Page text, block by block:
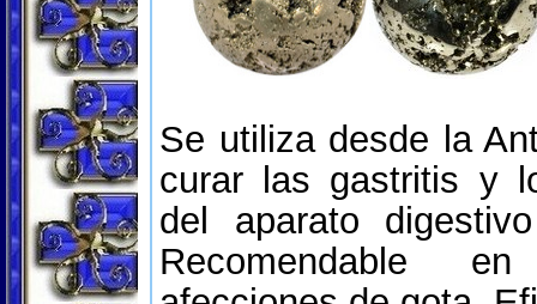
Se utiliza desde la
curar las gastritis y
del aparato
Recomendable